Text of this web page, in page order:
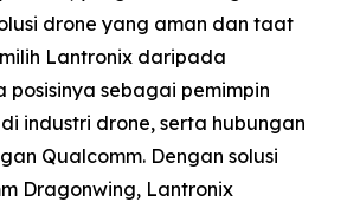
drone yang aman dan taat
Lantronix daripada
posisinya sebagai pemimpin
industri drone, serta hubungan
Qualcomm. Dengan solusi
Dragonwing, Lantronix